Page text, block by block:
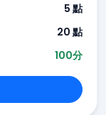
5 點
20 點
100分